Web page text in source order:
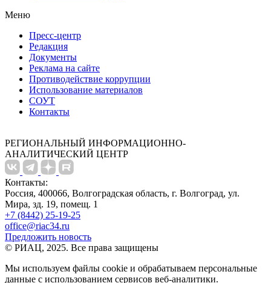
Меню
Пресс-центр
Редакция
Документы
Реклама на сайте
Противодействие коррупции
Использование материалов
СОУТ
Контакты
РЕГИОНАЛЬНЫЙ ИНФОРМАЦИОННО-
АНАЛИТИЧЕСКИЙ ЦЕНТР
Контакты:
Россия, 400066, Волгоградская область, г. Волгоград, ул.
Мира, зд. 19, помещ. 1
+7 (8442) 25-19-25
office@riac34.ru
Предложить новость
© РИАЦ, 2025. Все права защищены
Мы используем файлы сookie и обрабатываем персональные
данные с использованием сервисов веб-аналитики.